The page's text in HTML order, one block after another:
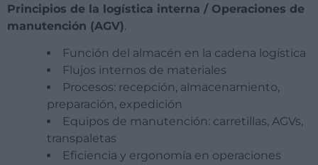
Principios de la logística interna / Operaciones de
manutención (AGV).
Función del almacén en la cadena logística
Flujos internos de materiales
Procesos: recepción, almacenamiento,
preparación, expedición
Equipos de manutención: carretillas, AGVs,
transpaletas
Eficiencia y ergonomía en operaciones